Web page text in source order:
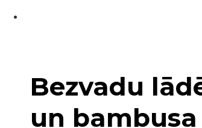
Bezvadu
un bambusa